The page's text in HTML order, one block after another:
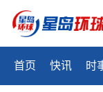
首页 快讯 时